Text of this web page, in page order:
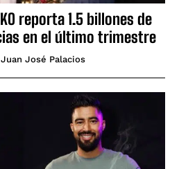
reporta 1.5 billones de
en el último trimestre
Juan José Palacios